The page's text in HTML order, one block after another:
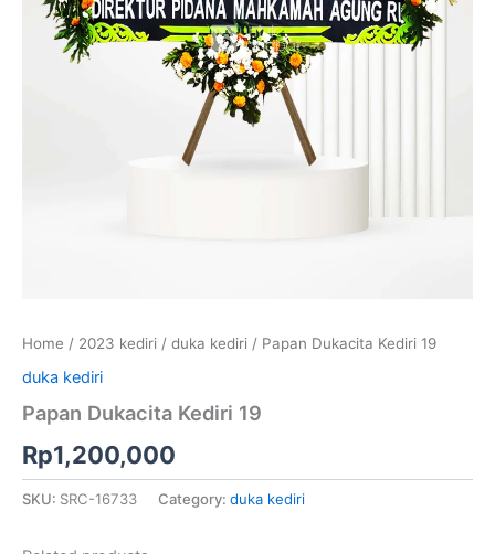
Home / 2023 kediri / duka kediri / Papan Dukacita Kediri 19
duka kediri
Papan Dukacita Kediri 19
Rp1,200,000
SKU: SRC-16733 Category: duka kediri